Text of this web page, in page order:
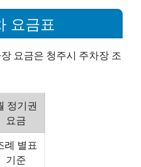
요금표
요금은 청주시 주차장 조
정기권
요금
례 별표
기준